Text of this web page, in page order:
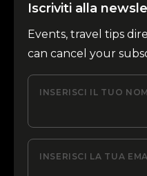
Iscriviti alla
Events, travel tips
can cancel your
INSERISCI IL TUO
INSERISCI LA TUA